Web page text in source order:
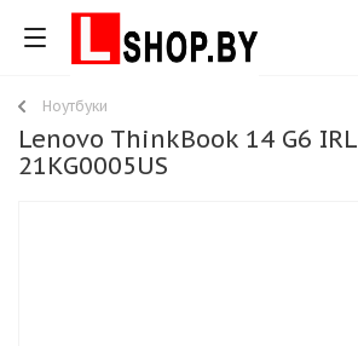
Ноутбуки
Lenovo ThinkBook 14 G6 IRL
21KG0005US